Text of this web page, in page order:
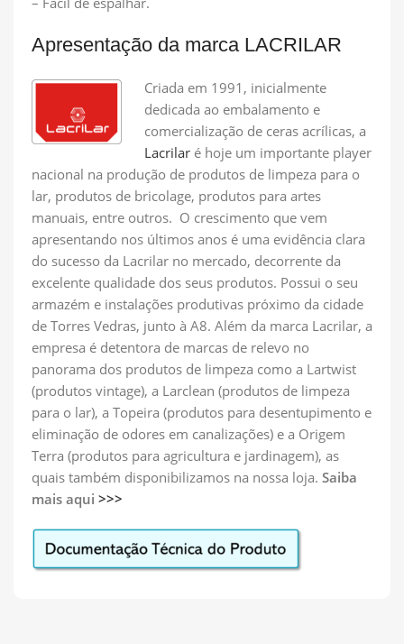
Apresentação da marca LACRILAR
Criada em 1991, inicialmente
dedicada ao embalamento e
comercialização de ceras acrílicas, a
Lacrilar é hoje um importante player
nacional na produção de produtos de limpeza para o
lar, produtos de bricolage, produtos para artes
manuais, entre outros. O crescimento que vem
apresentando nos últimos anos é uma evidência clara
do sucesso da Lacrilar no mercado, decorrente da
excelente qualidade dos seus produtos. Possui o seu
armazém e instalações produtivas próximo da cidade
de Torres Vedras, junto à A8. Além da marca Lacrilar, a
empresa é detentora de marcas de relevo no
panorama dos produtos de limpeza como a Lartwist
(produtos vintage), a Larclean (produtos de limpeza
para o lar), a Topeira (produtos para desentupimento e
eliminação de odores em canalizações) e a Origem
Terra (produtos para agricultura e jardinagem), as
quais também disponibilizamos na nossa loja. Saiba
mais aqui >>>